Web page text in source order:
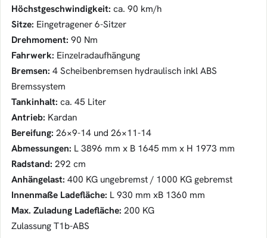
Höchstgeschwindigkeit: ca. 90 km/h
Sitze: Eingetragener 6-Sitzer
Drehmoment: 90 Nm
Fahrwerk: Einzelradaufhängung
Bremsen: 4 Scheibenbremsen hydraulisch inkl ABS
Bremssystem
Tankinhalt: ca. 45 Liter
Antrieb: Kardan
Bereifung: 26×9-14 und 26×11-14
Abmessungen: L 3896 mm x B 1645 mm x H 1973 mm
Radstand: 292 cm
Anhängelast: 400 KG ungebremst / 1000 KG gebremst
Innenmaße Ladefläche: L 930 mm xB 1360 mm
Max. Zuladung Ladefläche: 200 KG
Zulassung T1b-ABS